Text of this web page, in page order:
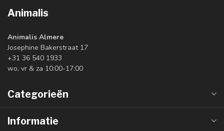
Animalis
Animalis Almere
Josephine Bakerstraat 17
+31 36 540 1933
wo, vr & za 10:00-17:00
Categorieën
Informatie